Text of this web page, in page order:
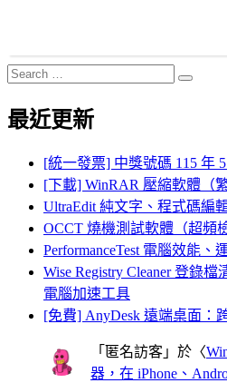
Search
for:
Search
最近更新
[統一發票] 中獎號碼 115 年 5
[下載] WinRAR 壓縮軟體（
UltraEdit 純文字、程式碼編
OCCT 燒機測試軟體（超頻
PerformanceTest 電腦效能
Wise Registry Cleaner 登錄
電腦加速工具
[免費] AnyDesk 遠端桌面：
「 匿名訪客 」於〈
器，在 iPhone、